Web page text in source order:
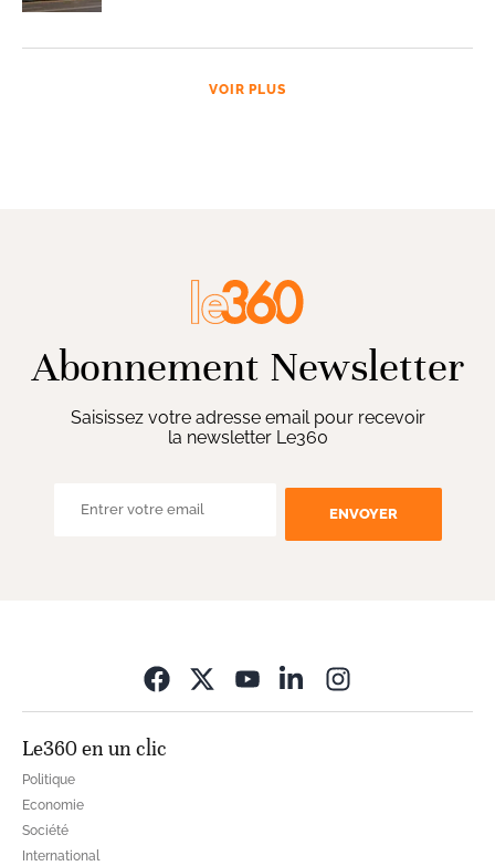
VOIR PLUS
Abonnement Newsletter
Saisissez votre adresse email pour recevoir
la newsletter Le360
ENVOYER
Le360 en un clic
Politique
Economie
Société
International